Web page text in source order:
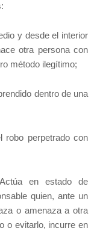
y desde el interior
otra persona con
método ilegítimo;
dentro de una
robo perpetrado con
en estado de
quien, ante un
o amenaza a otra
o evitarlo, incurre en